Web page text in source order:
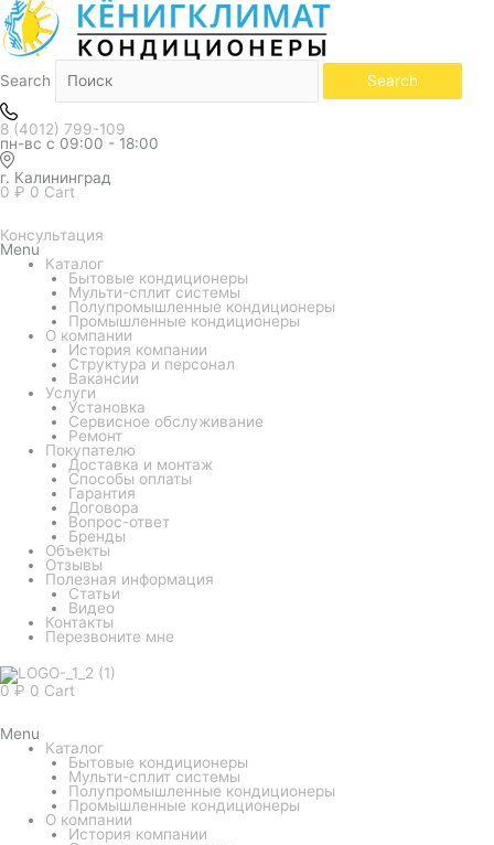
Search Search
8 (4012) 799-109
пн-вс с 09:00 - 18:00
г. Калининград
0 ₽ 0 Cart
Консультация
Menu
Каталог
Бытовые кондиционеры
Мульти-сплит системы
Полупромышленные кондиционеры
Промышленные кондиционеры
О компании
История компании
Структура и персонал
Вакансии
Услуги
Установка
Сервисное обслуживание
Ремонт
Покупателю
Доставка и монтаж
Способы оплаты
Гарантия
Договора
Вопрос-ответ
Бренды
Объекты
Отзывы
Полезная информация
Статьи
Видео
Контакты
Перезвоните мне
0 ₽ 0 Cart
Menu
Каталог
Бытовые кондиционеры
Мульти-сплит системы
Полупромышленные кондиционеры
Промышленные кондиционеры
О компании
История компании
Количество
товара
Внутренний
блок
мульти
системы
LG
PROMULTI
2.0
DELUXE
PRO
H12S1D.NS1R
(настенный)